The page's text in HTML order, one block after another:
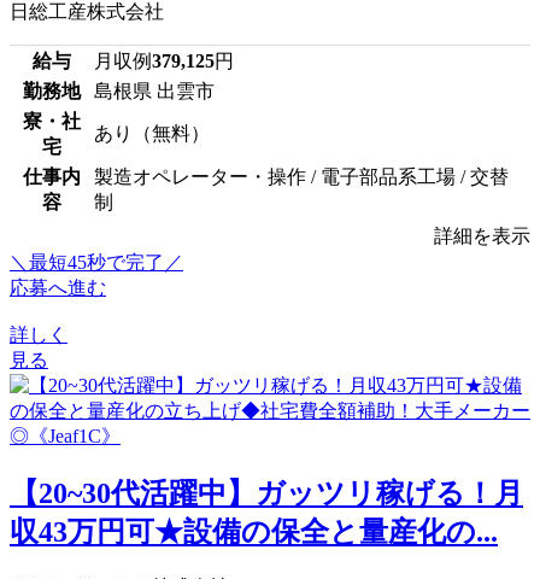
日総工産株式会社
給与 月収例379,125円
勤務地
島根県 出雲市
寮・社
宅
あり（無料）
仕事内
容
製造オペレーター・操作 / 電子部品系工場 / 交替
制
詳細を表示
＼最短45秒で完了／
応募へ進む
詳しく
見る
【20~30代活躍中】ガッツリ稼げる！月
収43万円可★設備の保全と量産化の...